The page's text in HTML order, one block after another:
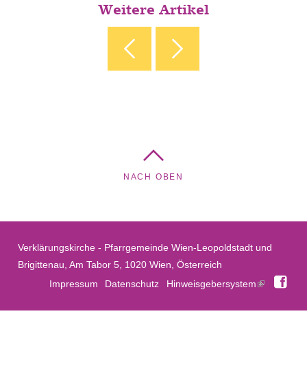
Weitere Artikel
‹ "JETZT IST DIE ZEIT!" ABSCHIED UND DANK
STEIN UM STEIN - DIE
TABOR-RALLYE ›
NACH OBEN
Verklärungskirche - Pfarrgemeinde Wien-Leopoldstadt und
Brigittenau, Am Tabor 5, 1020 Wien, Österreich
Impressum
Datenschutz Hinweisgebersystem